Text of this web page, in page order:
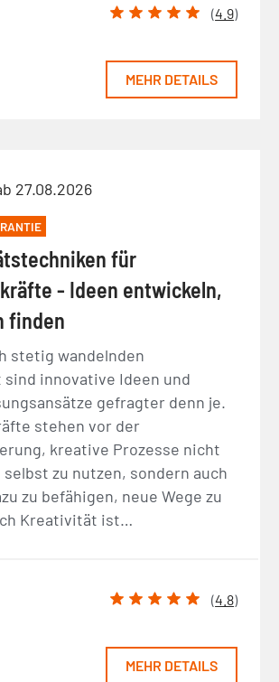
(4.9)
MEHR DETAILS
27.08.2026
für
- Ideen entwickeln,
finden
stetig wandelnden
innovative Ideen und
gefragter denn je.
stehen vor der
kreative Prozesse nicht
zu nutzen, sondern auch
zu befähigen, neue Wege zu
Kreativität ist…
(4.8)
MEHR DETAILS